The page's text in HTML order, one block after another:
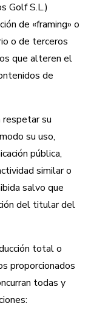
Golf S.L.)
de «framing» o
o de terceros
que alteren el
de
su
su uso,
pública,
similar o
salvo que
del titular del
total o
proporcionados
todas y